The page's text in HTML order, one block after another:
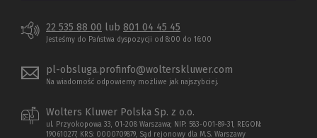
22 535 88 00 lub 801 04 45 45
Jesteśmy do Państwa dyspozycji od 8:00 do 16:00
pl-obsluga.profinfo@wolterskluwer.com
Na wiadomość odpowiemy możliwe jak najszybciej.
Wolters Kluwer Polska Sp. z o.o.
ul. Przyokopowa 33, 01-208 Warszawa; NIP: 583-001-89-31, REGON:
190610277, KRS: 0000709879, Sąd rejonowy dla M.S. Warszawy